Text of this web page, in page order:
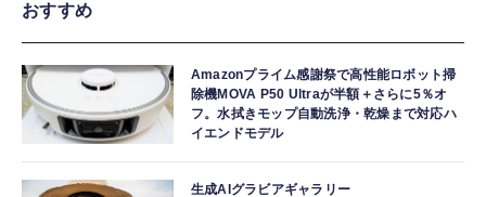
おすすめ
Amazonプライム感謝祭で高性能ロボット掃
除機MOVA P50 Ultraが半額＋さらに5％オ
フ。水拭きモップ自動洗浄・乾燥まで対応ハ
イエンドモデル
生成AIグラビアギャラリー